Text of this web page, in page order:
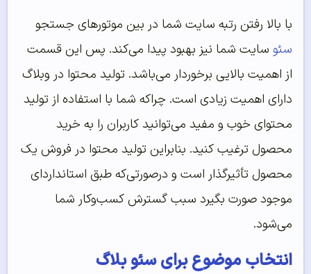
با بالا رفتن رتبه سایت شما در بین موتورهای جستجو
سئو سایت شما نیز بهبود پیدا می‌کند. پس این قسمت
از اهمیت بالایی برخوردار می‌باشد. تولید محتوا در وبلاگ
دارای اهمیت زیادی است. چراکه شما با استفاده از تولید
محتوای خوب و مفید می‌توانید کاربران را به خرید
محصول ترغیب کنید. بنابراین تولید محتوا در فروش یک
محصول تأثیرگذار است و درصورتی‌که طبق استانداردای
موجود صورت بگیرد سبب گسترش کسب‌وکار شما
می‌شود.
انتخاب موضوع برای سئو بلاگ